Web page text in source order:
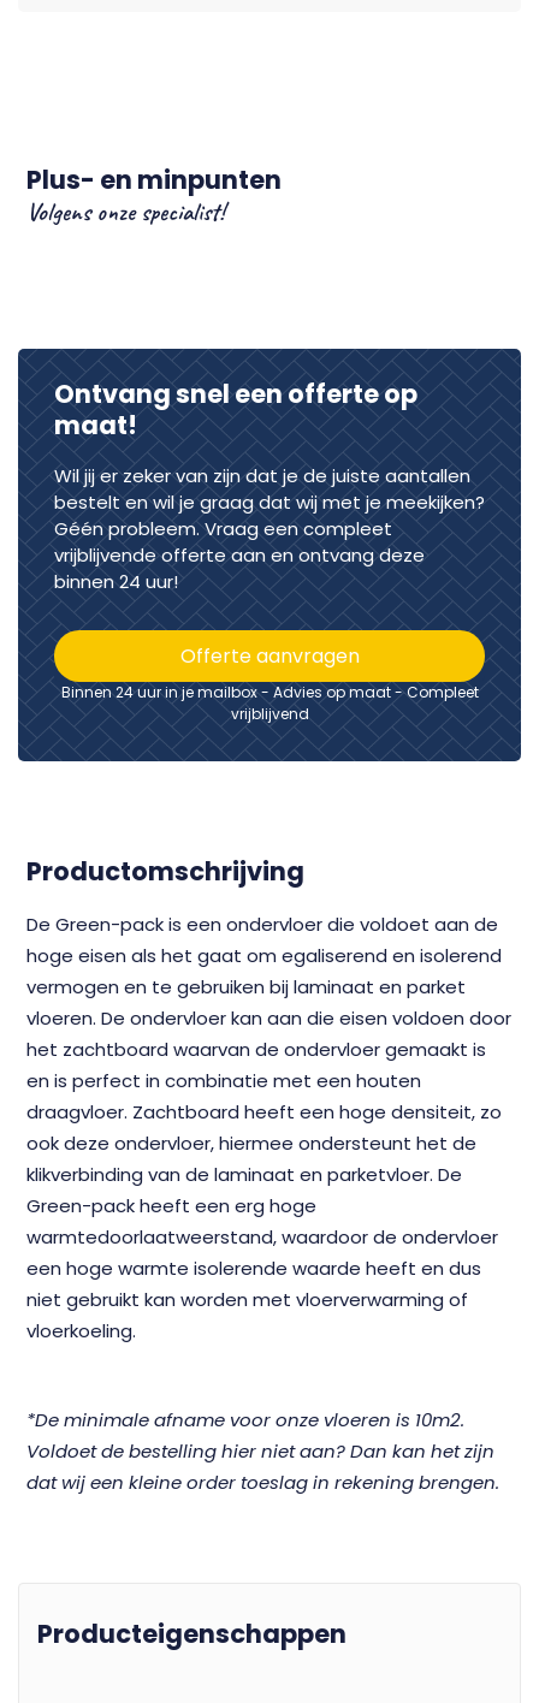
Plus- en minpunten
Volgens onze specialist!
Ontvang snel een offerte op
maat!
Wil jij er zeker van zijn dat je de juiste aantallen
bestelt en wil je graag dat wij met je meekijken?
Géén probleem. Vraag een compleet
vrijblijvende offerte aan en ontvang deze
binnen 24 uur!
Offerte aanvragen
Binnen 24 uur in je mailbox - Advies op maat - Compleet
vrijblijvend
Productomschrijving
De Green-pack is een ondervloer die voldoet aan de
hoge eisen als het gaat om egaliserend en isolerend
vermogen en te gebruiken bij laminaat en parket
vloeren. De ondervloer kan aan die eisen voldoen door
het zachtboard waarvan de ondervloer gemaakt is
en is perfect in combinatie met een houten
draagvloer. Zachtboard heeft een hoge densiteit, zo
ook deze ondervloer, hiermee ondersteunt het de
klikverbinding van de laminaat en parketvloer. De
Green-pack heeft een erg hoge
warmtedoorlaatweerstand, waardoor de ondervloer
een hoge warmte isolerende waarde heeft en dus
niet gebruikt kan worden met vloerverwarming of
vloerkoeling.
*De minimale afname voor onze vloeren is 10m2.
Voldoet de bestelling hier niet aan? Dan kan het zijn
dat wij een kleine order toeslag in rekening brengen.
Producteigenschappen